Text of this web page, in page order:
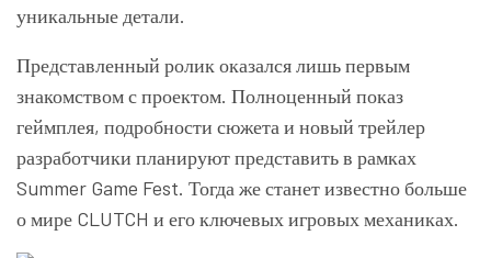
уникальные детали.
Представленный ролик оказался лишь первым
знакомством с проектом. Полноценный показ
геймплея, подробности сюжета и новый трейлер
разработчики планируют представить в рамках
Summer Game Fest. Тогда же станет известно больше
о мире CLUTCH и его ключевых игровых механиках.